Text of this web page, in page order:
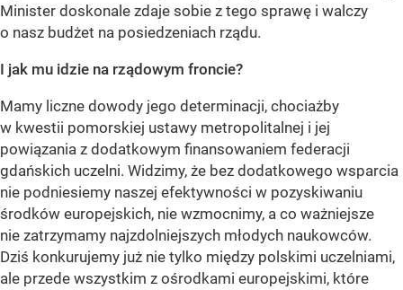
Minister doskonale zdaje sobie z tego sprawę i walczy
o nasz budżet na posiedzeniach rządu.
I jak mu idzie na rządowym froncie?
Mamy liczne dowody jego determinacji, chociażby
w kwestii pomorskiej ustawy metropolitalnej i jej
powiązania z dodatkowym finansowaniem federacji
gdańskich uczelni. Widzimy, że bez dodatkowego wsparcia
nie podniesiemy naszej efektywności w pozyskiwaniu
środków europejskich, nie wzmocnimy, a co ważniejsze
nie zatrzymamy najzdolniejszych młodych naukowców.
Dziś konkurujemy już nie tylko między polskimi uczelniami,
ale przede wszystkim z ośrodkami europejskimi, które